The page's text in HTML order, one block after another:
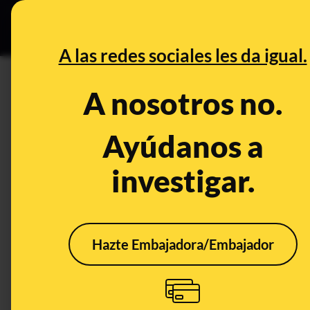
A las redes sociales les da igual.
A nosotros no.
Ayúdanos a
investigar.
Hazte Embajadora/Embajador
Especial
oncología
No, el Hospital infantil
San Juan de Dios de